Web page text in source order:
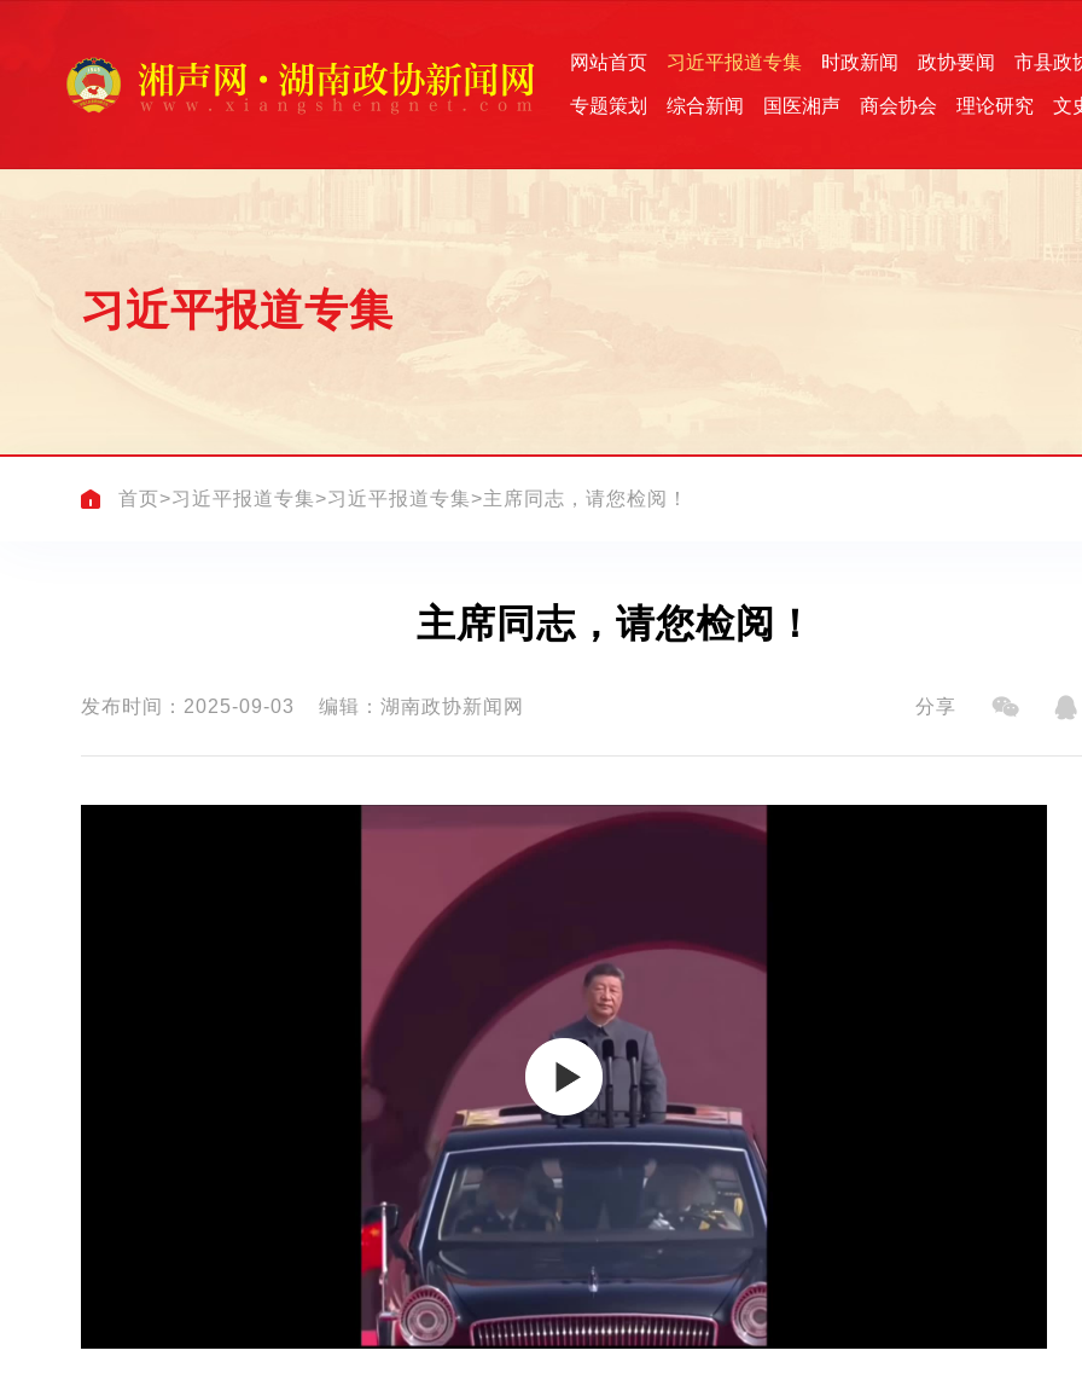
网站首页 习近平报道专集 时政新闻 政协要闻 市县政
专题策划 综合新闻 国医湘声 商会协会 理论研究 文
习近平报道专集
首页>习近平报道专集>习近平报道专集>主席同志，请您检阅！
主席同志，请您检阅！
发布时间：2025-09-03 编辑：湖南政协新闻网 分享